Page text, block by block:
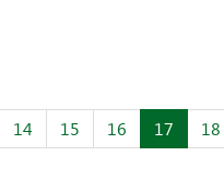
14 15 16 17 18